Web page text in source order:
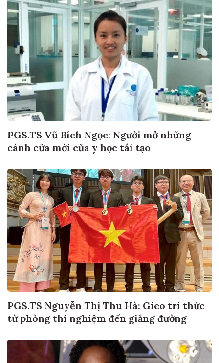
PGS.TS Vũ Bích Ngọc: Người mở những
cánh cửa mới của y học tái tạo
PGS.TS Nguyễn Thị Thu Hà: Gieo tri thức
từ phòng thí nghiệm đến giảng đường